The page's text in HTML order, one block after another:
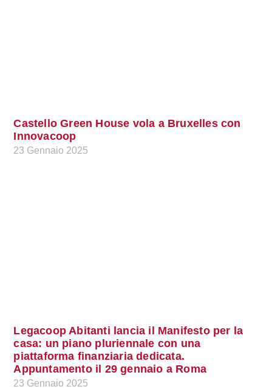
Castello Green House vola a Bruxelles con
Innovacoop
23 Gennaio 2025
Legacoop Abitanti lancia il Manifesto per la
casa: un piano pluriennale con una
piattaforma finanziaria dedicata.
Appuntamento il 29 gennaio a Roma
23 Gennaio 2025